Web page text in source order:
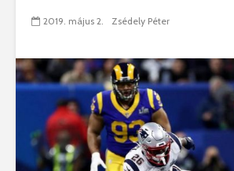
2019. május 2. Zsédely Péter